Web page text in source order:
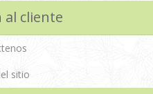
al cliente
sitio